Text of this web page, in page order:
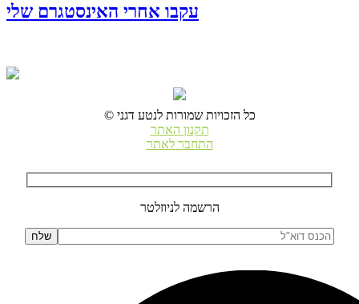
עקבו אחרי האינסטגרם שלי
© כל הזכויות שמורות לנטע דגני
תקנון האתר
התחבר לאתר
הרשמה לניוזלטר